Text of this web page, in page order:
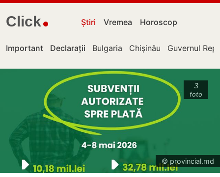
Click Știri Vremea Horoscop
Important Declarații Bulgaria Chișinău Guvernul
3
foto
© provincial.md